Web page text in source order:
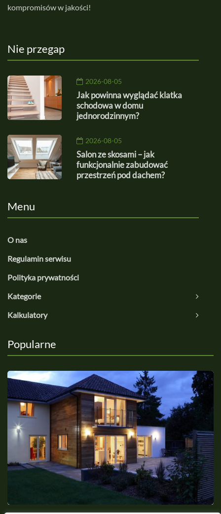
kompromisów w jakości!
Nie przegap
2026-08-05
Jak powinna wyglądać klatka
schodowa w domu
jednorodzinnym?
2026-08-05
Salon ze skosami – jak
funkcjonalnie zabudować
przestrzeń pod dachem?
Menu
O nas
Regulamin serwisu
Polityka prywatności
Kategorie
Kalkulatory
Popularne